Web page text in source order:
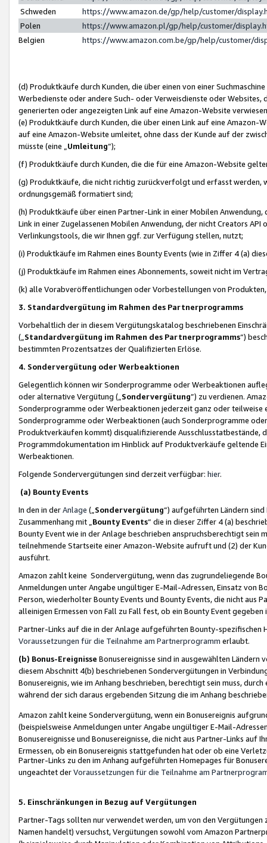
Schweden
https://www.amazon.de/gp/help/customer/
Polen
https://www.amazon.pl/gp/help/customer/
Belgien
https://www.amazon.com.be/gp/help/customer/
(d) Produktkäufe durch Kunden, die über einen von einer
Werbedienste oder andere Such- oder Verweisdienste oder Websites,
generierten oder angezeigten Link auf eine Amazon-Website
(e) Produktkäufe durch Kunden, die über einen Link auf eine
auf eine Amazon-Website umleitet, ohne dass der Kunde auf der
müsste (eine „ Umleitung“);
(f) Produktkäufe durch Kunden, die die für eine Amazon-Website
(g) Produktkäufe, die nicht richtig zurückverfolgt und erfasst werden,
ordnungsgemäß formatiert sind;
(h) Produktkäufe über einen Partner-Link in einer Mobilen
Link in einer Zugelassenen Mobilen Anwendung, der nicht Creators
Verlinkungstools, die wir Ihnen ggf. zur Verfügung stellen, nutzt;
(i) Produktkäufe im Rahmen eines Bounty Events (wie in Ziffer 4 (a)
(j) Produktkäufe im Rahmen eines Abonnements, soweit nicht im
(k) alle Vorabveröffentlichungen oder Vorbestellungen von
3. Standardvergütung im Rahmen des Partnerprogramms
Vorbehaltlich der in diesem Vergütungskatalog beschriebenen
(„ Standardvergütung im Rahmen des Partnerprogramms“)
bestimmten Prozentsatzes der Qualifizierten Erlöse.
4. Sondervergütung oder Werbeaktionen
Gelegentlich können wir Sonderprogramme oder Werbeaktionen
oder alternative Vergütung („ Sondervergütung”) zu verdienen.
Sonderprogramme oder Werbeaktionen jederzeit ganz oder
Sonderprogramme oder Werbeaktionen (auch Sonderprogramme
Produktverkäufen kommt) disqualifizierende Ausschlusstatbestände,
Programmdokumentation im Hinblick auf Produktverkäufe geltende
Werbeaktionen.
Folgende Sondervergütungen sind derzeit verfügbar: hier.
(a) Bounty Events
In den in derAnlage („ Sondervergütung“) aufgeführten Ländern
Zusammenhang mit „ Bounty Events“ die in dieser Ziffer 4 (a)
Bounty Event wie in der Anlage beschrieben anspruchsberechtigt sein
teilnehmende Startseite einer Amazon-Website aufruft und (2) der
ausführt.
Amazon zahlt keine Sondervergütung, wenn das zugrundeliegende
Anmeldungen unter Angabe ungültiger E-Mail-Adressen, Einsatz von
Person, wiederholter Bounty Events und Bounty Events, die nicht
alleinigen Ermessen von Fall zu Fall fest, ob ein Bounty Event
Partner-Links auf die in der Anlage aufgeführten Bounty-spezifischen
Voraussetzungen für die Teilnahme am Partnerprogramm erlaubt.
(b) Bonus-Ereignisse Bonusereignisse sind in ausgewählten Ländern
diesem Abschnitt 4(b) beschriebenen Sondervergütungen in
Bonusereignis, wie im Anhang beschrieben, berechtigt sein muss,
während der sich daraus ergebenden Sitzung die im Anhang
Amazon zahlt keine Sondervergütung, wenn ein Bonusereignis
(beispielsweise Anmeldungen unter Angabe ungültiger E-Mail-
Bonusereignisse und Bonusereignisse, die nicht aus Partner-Links auf
Ermessen, ob ein Bonusereignis stattgefunden hat oder ob eine
Partner-Links zu den im Anhang aufgeführten Homepages für
ungeachtet derVoraussetzungen für die Teilnahme am
5. Einschränkungen in Bezug auf Vergütungen
Partner-Tags sollten nur verwendet werden, um von den
Namen handelt) versuchst, Vergütungen sowohl vom Amazon